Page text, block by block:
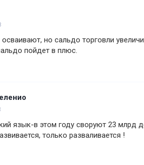
но сальдо торговли
пойдет в плюс.
язык-в этом году своруют 23 млрд
только разваливается !